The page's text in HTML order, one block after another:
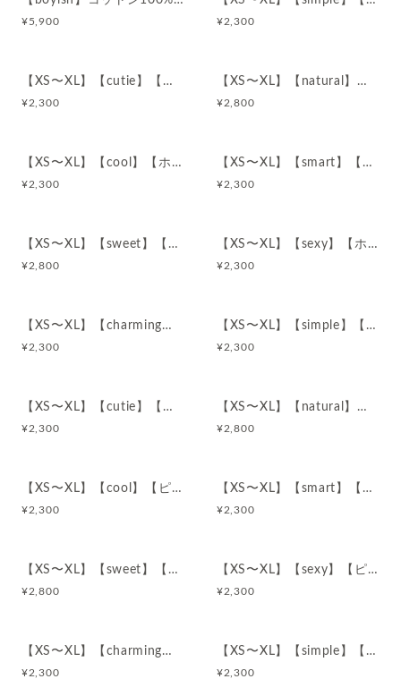
¥5,900 ¥2,300
【XS〜XL】【cutie】【ホワイト】コットン100%ショーツ
¥2,300
【XS〜XL】【natural】【ホワイト】コットン100%ショーツ
¥2,800
【XS〜XL】【cool】【ホワイト】コットン100%ショーツ
¥2,300
【XS〜XL】【smart】【ホワイト】コットン100%ショーツ
¥2,300
【XS〜XL】【sweet】【ホワイト】コットン100%ショーツ
¥2,800
【XS〜XL】【sexy】【ホワイト】コットン100%ショーツ
¥2,300
【XS〜XL】【charming】【ホワイト】コットン100%ショーツ
¥2,300
【XS〜XL】【simple】【ピンクベージュ】コットン100%ショーツ
¥2,300
【XS〜XL】【cutie】【ピンクベージュ】コットン100%ショーツ
¥2,300
【XS〜XL】【natural】【ピンクベージュ】コットン100%ショーツ
¥2,800
【XS〜XL】【cool】【ピンクベージュ】コットン100%ショーツ
¥2,300
【XS〜XL】【smart】【ピンクベージュ】コットン100%ショーツ
¥2,300
【XS〜XL】【sweet】【ピンクベージュ】コットン100%ショーツ
¥2,800
【XS〜XL】【sexy】【ピンクベージュ】コットン100%ショーツ
¥2,300
【XS〜XL】【charming】【ピンクベージュ】コットン100%ショーツ
¥2,300
【XS〜XL】【simple】【ピンク】コットン100%ショーツ
¥2,300